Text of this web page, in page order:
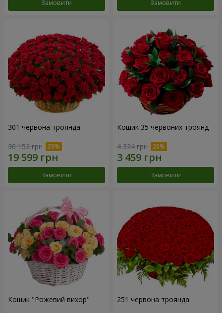
Замовити Замовити
301 червона троянда
30 152 грн
Замовити
Кошик 35 червоних троянд
4 324 грн
Замовити
Кошик "Рожевий вихор" 251 червона троянда